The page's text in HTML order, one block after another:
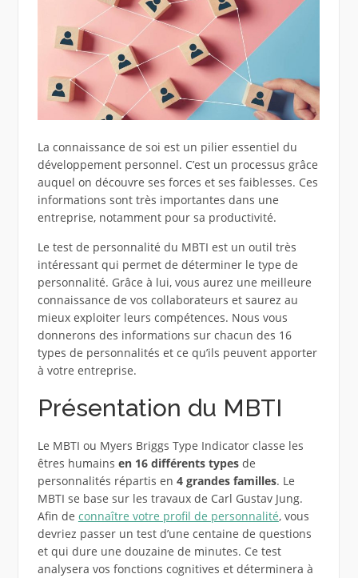
La connaissance de soi est un pilier essentiel du
développement personnel. C’est un processus grâce
auquel on découvre ses forces et ses faiblesses. Ces
informations sont très importantes dans une
entreprise, notamment pour sa productivité.
Le test de personnalité du MBTI est un outil très
intéressant qui permet de déterminer le type de
personnalité. Grâce à lui, vous aurez une meilleure
connaissance de vos collaborateurs et saurez au
mieux exploiter leurs compétences. Nous vous
donnerons des informations sur chacun des 16
types de personnalités et ce qu’ils peuvent apporter
à votre entreprise.
Présentation du MBTI
Le MBTI ou Myers Briggs Type Indicator classe les
êtres humains en 16 différents typesde
personnalités répartis en 4 grandes familles. Le
MBTI se base sur les travaux de Carl Gustav Jung.
Afin de connaître votre profil de personnalité, vous
devriez passer un test d’une centaine de questions
et qui dure une douzaine de minutes. Ce test
analysera vos fonctions cognitives et déterminera à